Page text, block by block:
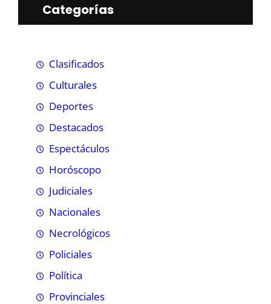
Categorías
Clasificados
Culturales
Deportes
Destacados
Espectáculos
Horóscopo
Judiciales
Nacionales
Necrológicos
Policiales
Política
Provinciales